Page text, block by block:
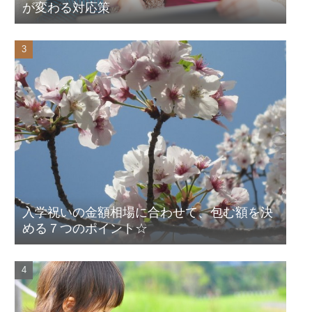
が変わる対応策
入学祝いの金額相場に合わせて、包む額を決
める７つのポイント☆